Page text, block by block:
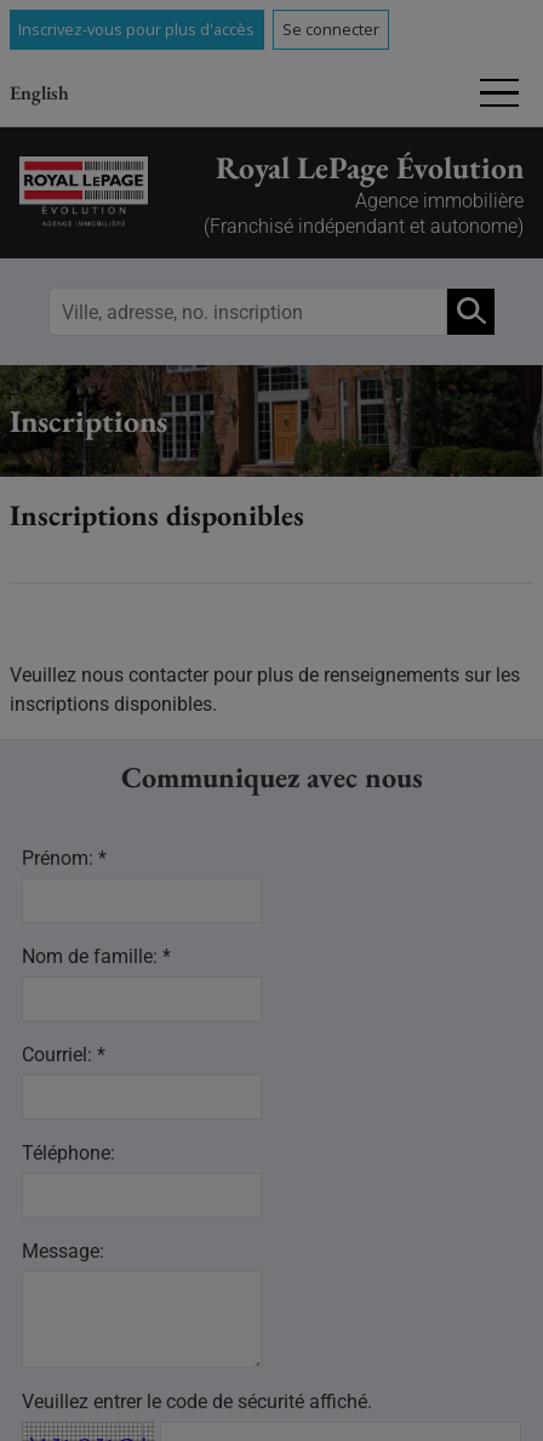
Inscrivez-vous pour plus d'accès Se connecter
English
Royal LePage Évolution
Agence immobilière
(Franchisé indépendant et autonome)
Inscriptions
Inscriptions disponibles
Veuillez nous contacter pour plus de renseignements sur les
inscriptions disponibles.
Communiquez avec nous
Prénom: *
Nom de famille: *
Courriel: *
Téléphone:
Message:
Veuillez entrer le code de sécurité affiché.